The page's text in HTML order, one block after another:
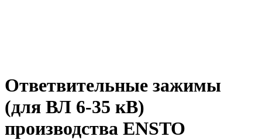
Ответвительные зажимы
(для ВЛ 6-35 кВ)
производства ENSTO